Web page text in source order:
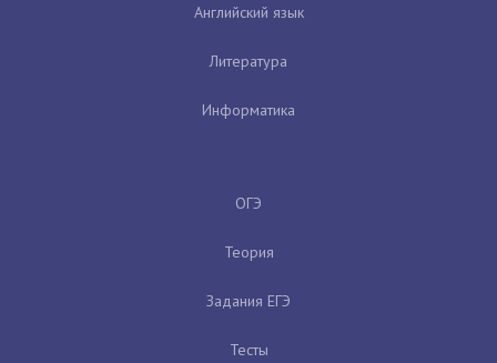
Английский язык
Литература
Информатика
ОГЭ
Теория
Задания ЕГЭ
Тесты